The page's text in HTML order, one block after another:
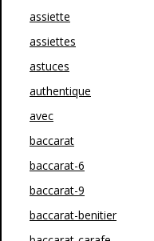
assiette
assiettes
astuces
authentique
avec
baccarat
baccarat-6
baccarat-9
baccarat-benitier